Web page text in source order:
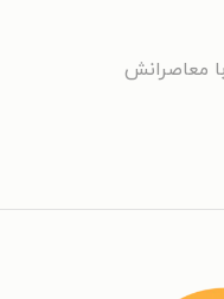
معاصرانش